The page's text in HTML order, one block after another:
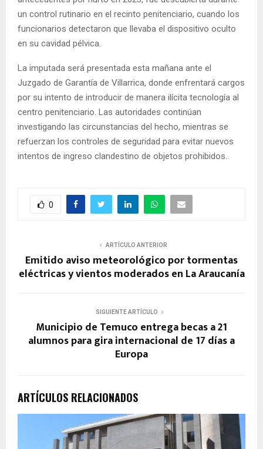
un control rutinario en el recinto penitenciario, cuando los
funcionarios detectaron que llevaba el dispositivo oculto
en su cavidad pélvica.
La imputada será presentada esta mañana ante el
Juzgado de Garantía de Villarrica, donde enfrentará cargos
por su intento de introducir de manera ilícita tecnología al
centro penitenciario. Las autoridades continúan
investigando las circunstancias del hecho, mientras se
refuerzan los controles de seguridad para evitar nuevos
intentos de ingreso clandestino de objetos prohibidos.
0
ARTÍCULO ANTERIOR
Emitido aviso meteorológico por tormentas
eléctricas y vientos moderados en La Araucanía
SIGUIENTE ARTÍCULO
Municipio de Temuco entrega becas a 21
alumnos para gira internacional de 17 días a
Europa
ARTÍCULOS RELACIONADOS